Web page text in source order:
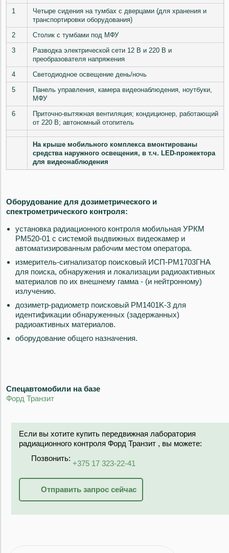
1
Четыре сидения на тумбах с дверцами (для хранения и
транспортировки оборудования)
2
Столик с тумбами под МФУ
3
Разводка электрической сети 12 В и 220 В и
преобразователя напряжения
4
Светодиодное освещение день/ночь
5
Панель управления, камера видеонаблюдения, ноутбуки,
МФУ
6
Приточно-вытяжная вентиляция; кондиционер, работающий
от 220 В; автономный отопитель
На крыше мобильного комплекса вмонтированы
средства наружного освещения, в т.ч. LED-прожектора
для видеонаблюдения
Оборудование для дозиметрического и
спектрометрического контроля:
установка радиационного контроля мобильная УРКМ
PM520-01 с системой выдвижных видеокамер и
автоматизированным рабочим местом оператора.
измеритель-сигнализатор поисковый ИСП-PM1703ГНА
для поиска, обнаружения и локализации радиоактивных
материалов по их внешнему гамма - (и нейтронному)
излучению.
дозиметр-радиометр поисковый PM1401K-3 для
идентификации обнаруженных (задержанных)
радиоактивных материалов.
оборудование общего назначения.
Спецавтомобили на базе
Форд Транзит
Если вы хотите купить передвижная лаборатория
радиационного контроля Форд Транзит , вы можете:
Позвонить:
+375 17 323-22-41
Отправить запрос сейчас